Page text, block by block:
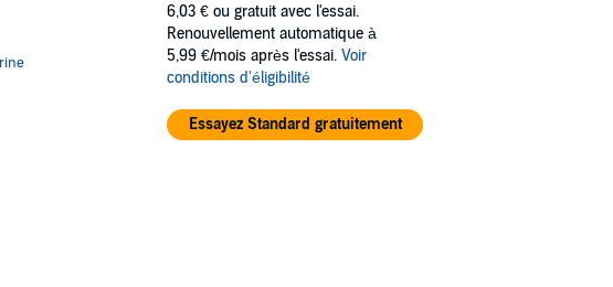
6,03 € ou gratuit avec l'essai.
Renouvellement automatique à
5,99 €/mois après l'essai. Voir
conditions d'éligibilité
Essayez Standard gratuitement